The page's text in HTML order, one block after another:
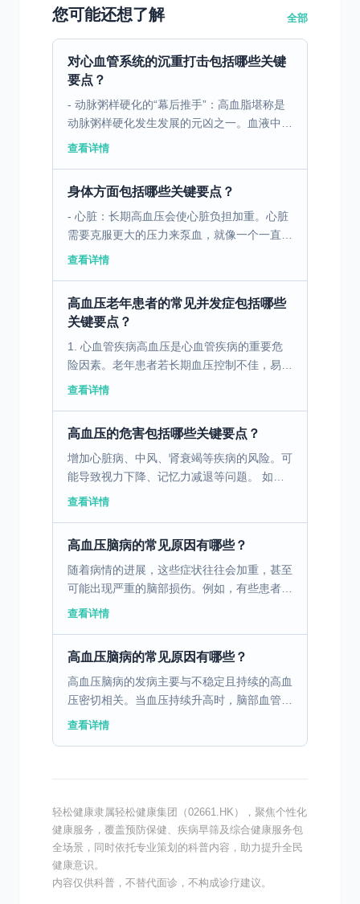
您可能还想了解 全部
对心血管系统的沉重打击包括哪些关键
要点？
- 动脉粥样硬化的“幕后推手”：高血脂堪称是
动脉粥样硬化发生发展的元凶之一。血液中过
量的胆固醇、甘油三酯等脂质成分，就像河道
查看详情
身体方面包括哪些关键要点？
- 心脏：长期高血压会使心脏负担加重。心脏
需要克服更大的压力来泵血，就像一个一直高
负荷运转的机器，容易导致心肌肥厚。左心室
查看详情
高血压老年患者的常见并发症包括哪些
关键要点？
1. 心血管疾病高血压是心血管疾病的重要危
险因素。老年患者若长期血压控制不佳，易导
致动脉硬化，进而引发冠心病、心绞痛、心肌
查看详情
高血压的危害包括哪些关键要点？
增加心脏病、中风、肾衰竭等疾病的风险。可
能导致视力下降、记忆力减退等问题。 如何
预防高血压？ 健康饮食：少吃盐、少吃油腻
查看详情
高血压脑病的常见原因有哪些？
随着病情的进展，这些症状往往会加重，甚至
可能出现严重的脑部损伤。例如，有些患者会
经历认知功能障碍，例如记忆力减退和注意力
查看详情
高血压脑病的常见原因有哪些？
高血压脑病的发病主要与不稳定且持续的高血
压密切相关。当血压持续升高时，脑部血管的
压力增大，容易引起血管功能障碍，导致血流
查看详情
轻松健康隶属轻松健康集团（02661.HK），聚焦个性化
健康服务，覆盖预防保健、疾病早筛及综合健康服务包
全场景，同时依托专业策划的科普内容，助力提升全民
健康意识。
内容仅供科普，不替代面诊，不构成诊疗建议。